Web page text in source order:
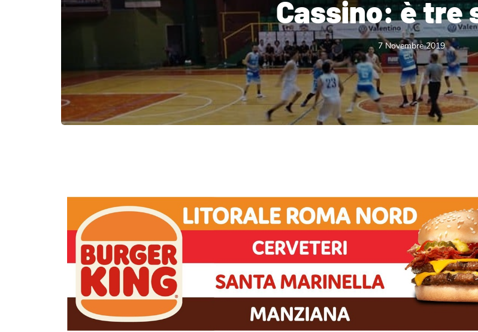
Cassino: è tre
7 Novembre 2019